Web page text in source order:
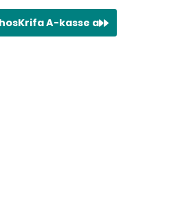
Krifa A-kasse a